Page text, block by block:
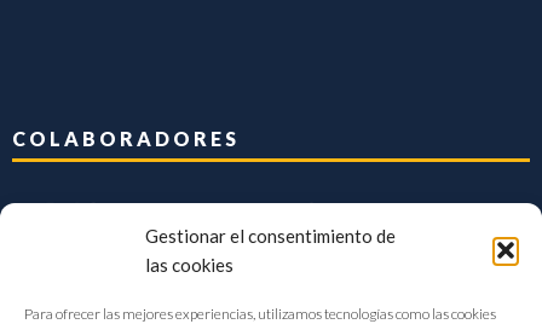
Gestionar el consentimiento de
las cookies
Para ofrecer las mejores experiencias, utilizamos tecnologías como las cookies
COLABORADORES